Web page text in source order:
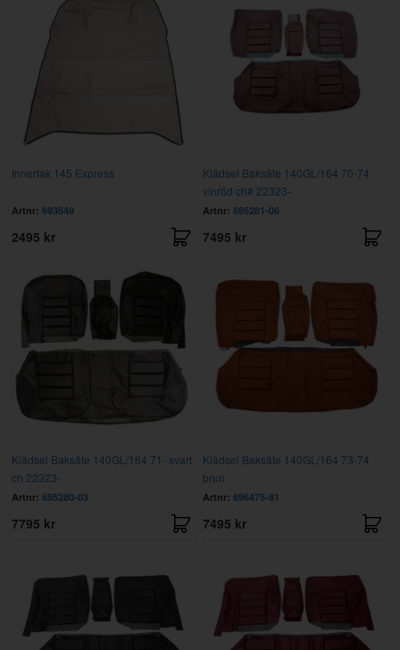
Innertak 145 Express
Artnr: 693549
2495 kr
Klädsel Baksäte 140GL/164 70-74
vinröd ch# 22323-
Artnr: 695281-06
7495 kr
Klädsel Baksäte 140GL/164 71- svart
ch 22323-
Artnr: 695280-03
7795 kr
Klädsel Baksäte 140GL/164 73-74
brun
Artnr: 696475-81
7495 kr